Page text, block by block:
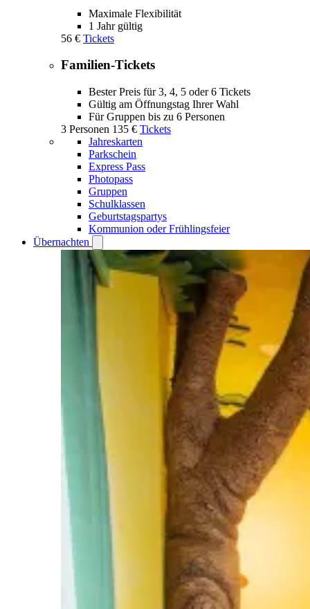
Maximale Flexibilität
1 Jahr gültig
56 € Tickets
Familien-Tickets
Bester Preis für 3, 4, 5 oder 6 Tickets
Gültig am Öffnungstag Ihrer Wahl
Für Gruppen bis zu 6 Personen
3 Personen 135 € Tickets
Jahreskarten
Parkschein
Express Pass
Photopass
Gruppen
Schulklassen
Geburtstagspartys
Kommunion oder Frühlingsfeier
Übernachten
Übernachten
submenu